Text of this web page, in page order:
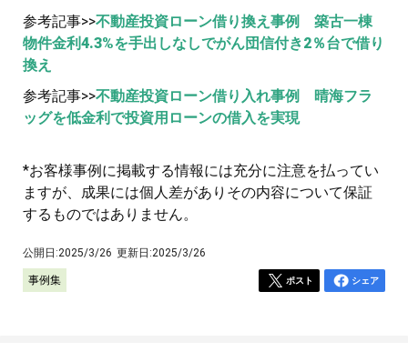
参考記事>>不動産投資ローン借り換え事例 築古一棟
物件金利4.3%を手出しなしでがん団信付き2％台で借り
換え
参考記事>>不動産投資ローン借り入れ事例 晴海フラ
ッグを低金利で投資用ローンの借入を実現
*お客様事例に掲載する情報には充分に注意を払ってい
ますが、成果には個人差がありその内容について保証
するものではありません。
公開日:2025/3/26 更新日:2025/3/26
事例集 ポスト シェア